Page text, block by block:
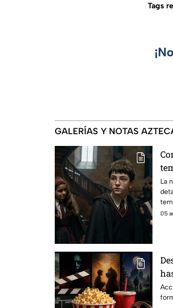
Tags
GALERÍAS Y NOTAS
La
05